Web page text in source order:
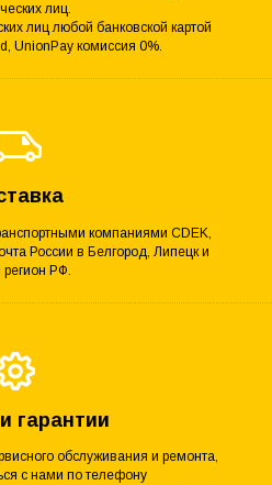
лиц.
лиц любой банковской картой
UnionPay комиссия 0%.
компаниями CDEK,
России в Белгород, Липецк и
РФ.
гарантии
обслуживания и ремонта,
с нами по телефону